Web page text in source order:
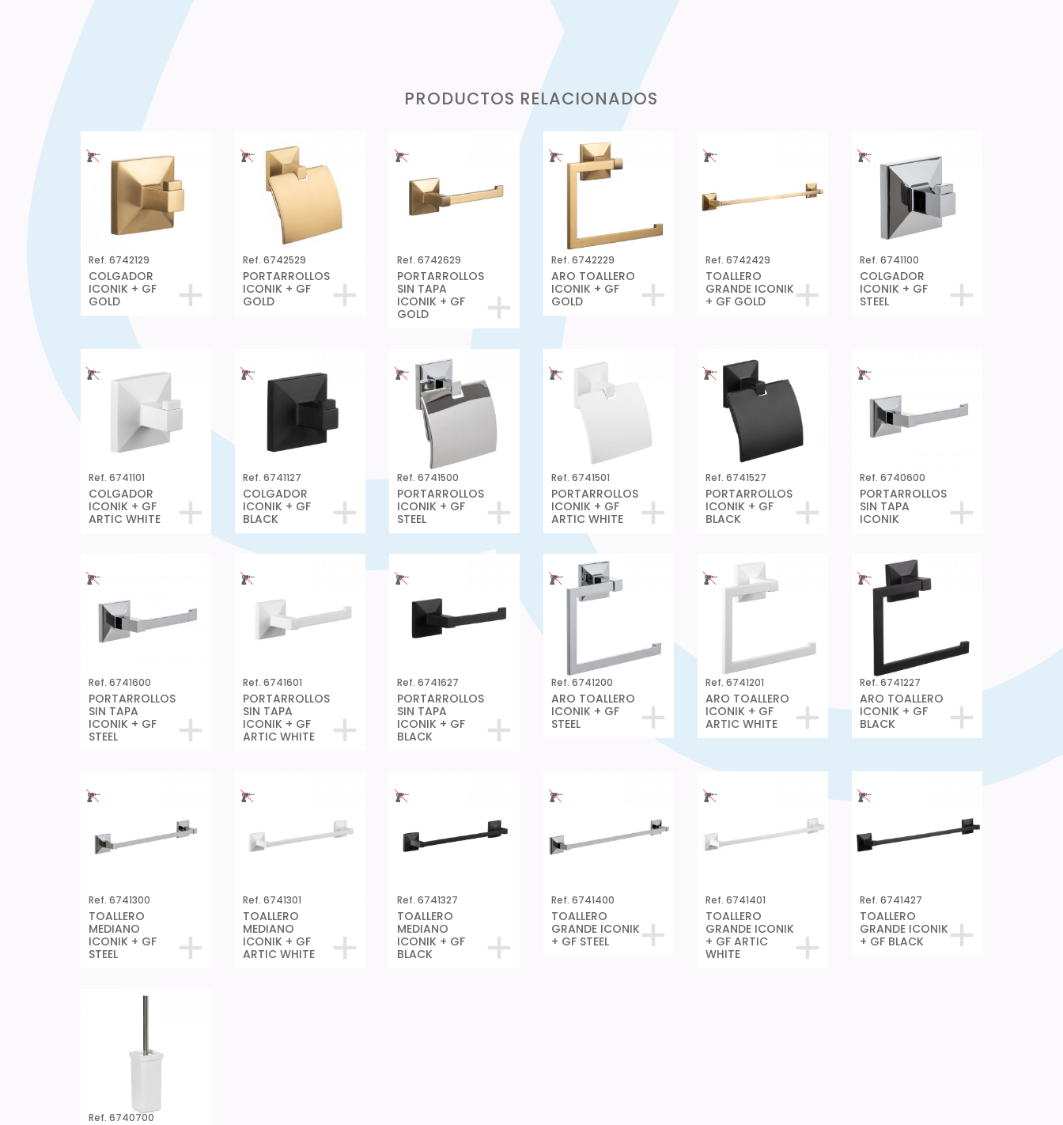
PRODUCTOS RELACIONADOS
Ref. 6742129
COLGADOR
ICONIK + GF
GOLD
Ref. 6742529
PORTARROLLOS
ICONIK + GF
GOLD
Ref. 6742629
PORTARROLLOS
SIN TAPA
ICONIK + GF
GOLD
Ref. 6742229
ARO TOALLERO
ICONIK + GF
GOLD
Ref. 6742429
TOALLERO
GRANDE ICONIK
+ GF GOLD
Ref. 6741100
COLGADOR
ICONIK + GF
STEEL
Ref. 6741101
COLGADOR
ICONIK + GF
ARTIC WHITE
Ref. 6741127
COLGADOR
ICONIK + GF
BLACK
Ref. 6741500
PORTARROLLOS
ICONIK + GF
STEEL
Ref. 6741501
PORTARROLLOS
ICONIK + GF
ARTIC WHITE
Ref. 6741527
PORTARROLLOS
ICONIK + GF
BLACK
Ref. 6740600
PORTARROLLOS
SIN TAPA
ICONIK
Ref. 6741600
PORTARROLLOS
SIN TAPA
ICONIK + GF
STEEL
Ref. 6741601
PORTARROLLOS
SIN TAPA
ICONIK + GF
ARTIC WHITE
Ref. 6741627
PORTARROLLOS
SIN TAPA
ICONIK + GF
BLACK
Ref. 6741200
ARO TOALLERO
ICONIK + GF
STEEL
Ref. 6741201
ARO TOALLERO
ICONIK + GF
ARTIC WHITE
Ref. 6741227
ARO TOALLERO
ICONIK + GF
BLACK
Ref. 6741300
TOALLERO
MEDIANO
ICONIK + GF
STEEL
Ref. 6741301
TOALLERO
MEDIANO
ICONIK + GF
ARTIC WHITE
Ref. 6741327
TOALLERO
MEDIANO
ICONIK + GF
BLACK
Ref. 6741400
TOALLERO
GRANDE ICONIK
+ GF STEEL
Ref. 6741401
TOALLERO
GRANDE ICONIK
+ GF ARTIC
WHITE
Ref. 6741427
TOALLERO
GRANDE ICONIK
+ GF BLACK
Ref. 6740700